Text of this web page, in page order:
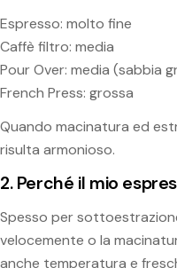
Espresso: molto fine
Caffè filtro: media
Pour Over: media (sabbia
French Press: grossa
Quando macinatura ed
risulta armonioso.
2. Perché il mio
Spesso per
velocemente o la
anche temperatura e